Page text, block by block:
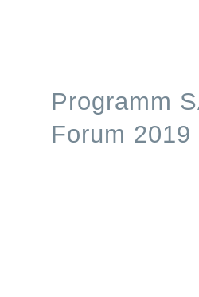
Programm
Forum 2019